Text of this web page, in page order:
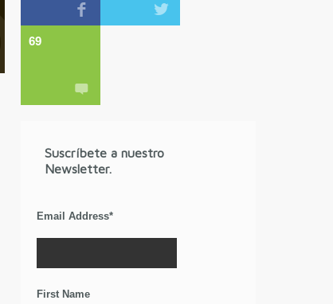
69
Suscríbete a nuestro
Newsletter.
Email Address*
First Name